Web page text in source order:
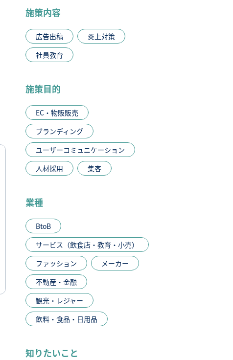
施策内容
広告出稿
炎上対策
社員教育
施策目的
EC・物販販売
ブランディング
ユーザーコミュニケーション
人材採用
集客
業種
BtoB
サービス（飲食店・教育・小売）
ファッション
メーカー
不動産・金融
観光・レジャー
飲料・食品・日用品
知りたいこと